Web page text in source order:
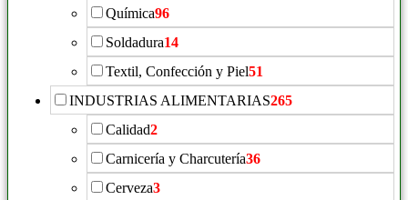
Química96
Soldadura14
Textil, Confección y Piel51
INDUSTRIAS ALIMENTARIAS265
Calidad2
Carnicería y Charcutería36
Cerveza3